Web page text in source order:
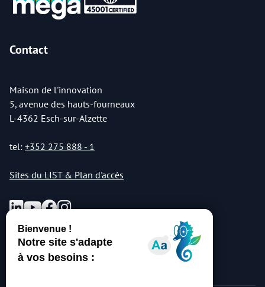
Contact
Maison de l'innovation
5, avenue des hauts-fourneaux
L-4362 Esch-sur-Alzette
tel: +352 275 888 - 1
Sites du LIST & Plan d'accès